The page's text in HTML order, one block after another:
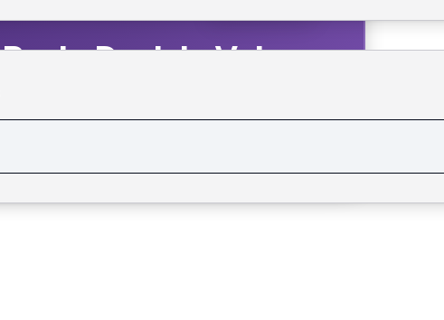
Paula Daniela Velosa